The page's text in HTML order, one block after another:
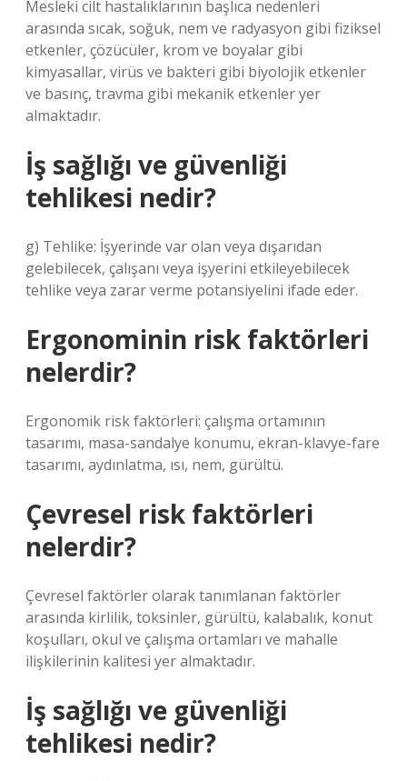
Mesleki cilt hastalıklarının başlıca nedenleri
arasında sıcak, soğuk, nem ve radyasyon gibi fiziksel
etkenler, çözücüler, krom ve boyalar gibi
kimyasallar, virüs ve bakteri gibi biyolojik etkenler
ve basınç, travma gibi mekanik etkenler yer
almaktadır.
İş sağlığı ve güvenliği
tehlikesi nedir?
g) Tehlike: İşyerinde var olan veya dışarıdan
gelebilecek, çalışanı veya işyerini etkileyebilecek
tehlike veya zarar verme potansiyelini ifade eder.
Ergonominin risk faktörleri
nelerdir?
Ergonomik risk faktörleri: çalışma ortamının
tasarımı, masa-sandalye konumu, ekran-klavye-fare
tasarımı, aydınlatma, ısı, nem, gürültü.
Çevresel risk faktörleri
nelerdir?
Çevresel faktörler olarak tanımlanan faktörler
arasında kirlilik, toksinler, gürültü, kalabalık, konut
koşulları, okul ve çalışma ortamları ve mahalle
ilişkilerinin kalitesi yer almaktadır.
İş sağlığı ve güvenliği
tehlikesi nedir?